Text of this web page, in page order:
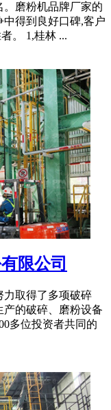
磨粉机品牌厂家的
得到良好口碑,客户
。 1,桂林 ...
限公司
力取得了多项破碎
的破碎、磨粉设备
多位投资者共同的